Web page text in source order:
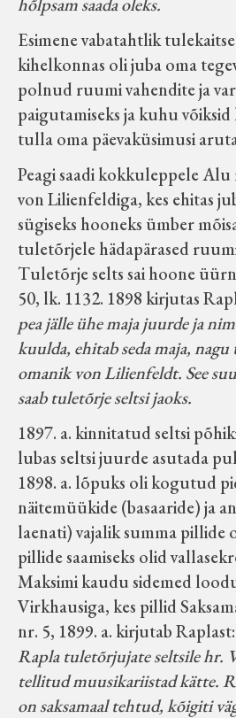
Esimene vabatahtlik
kihelkonnas oli juba oma
polnud ruumi vahendite ja
paigutamiseks ja kuhu
tulla oma päevaküsimusi
Peagi saadi kokkuleppele Alu
von Lilienfeldiga, kes ehitas
sügiseks hooneks ümber
tuletõrjele hädapärased
Tuletõrje selts sai hoone
50, lk. 1132. 1898 kirjutas
pea jälle ühe maja juurde ja
kuulda, ehitab seda maja, nagu
omanik von Lilienfeldt. See
saab tuletõrje seltsi jaoks.
1897. a. kinnitatud seltsi
lubas seltsi juurde asutada
1898. a. lõpuks oli kogutud
näitemüükide (basaaride) ja
laenati) vajalik summa pillide
pillide saamiseks olid
Maksimi kaudu sidemed
Virkhausiga, kes pillid
nr. 5, 1899. a. kirjutab Raplast:
Rapla tuletõrjujate seltsile hr.
tellitud muusikariistad kätte.
on saksamaal tehtud, kõigiti